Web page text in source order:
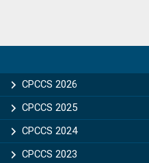
Sidebar
CPCCS 2026
CPCCS 2025
CPCCS 2024
CPCCS 2023